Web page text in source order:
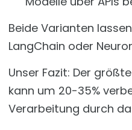
Beide Varianten
LangChain oder
Unser Fazit: Der
kann um 20-35%
Verarbeitung durch